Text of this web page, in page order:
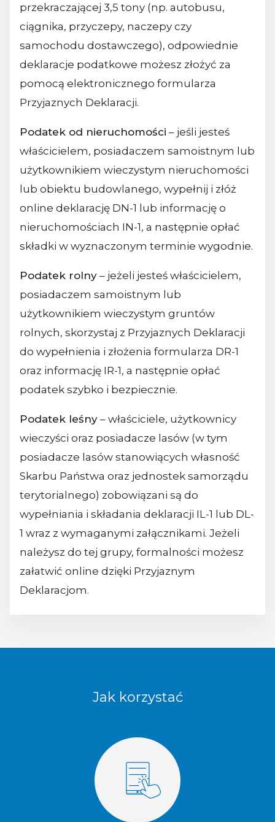
przekraczającej 3,5 tony (np. autobusu,
ciągnika, przyczepy, naczepy czy
samochodu dostawczego), odpowiednie
deklaracje podatkowe możesz złożyć za
pomocą elektronicznego formularza
Przyjaznych Deklaracji.
Podatek od nieruchomości – jeśli jesteś
właścicielem, posiadaczem samoistnym lub
użytkownikiem wieczystym nieruchomości
lub obiektu budowlanego, wypełnij i złóż
online deklarację DN-1 lub informację o
nieruchomościach IN-1, a następnie opłać
składki w wyznaczonym terminie wygodnie.
Podatek rolny – jeżeli jesteś właścicielem,
posiadaczem samoistnym lub
użytkownikiem wieczystym gruntów
rolnych, skorzystaj z Przyjaznych Deklaracji
do wypełnienia i złożenia formularza DR-1
oraz informację IR-1, a następnie opłać
podatek szybko i bezpiecznie.
Podatek leśny – właściciele, użytkownicy
wieczyści oraz posiadacze lasów (w tym
posiadacze lasów stanowiących własność
Skarbu Państwa oraz jednostek samorządu
terytorialnego) zobowiązani są do
wypełniania i składania deklaracji IL-1 lub DL-
1 wraz z wymaganymi załącznikami. Jeżeli
należysz do tej grupy, formalności możesz
załatwić online dzięki Przyjaznym
Deklaracjom.
Jak korzystać